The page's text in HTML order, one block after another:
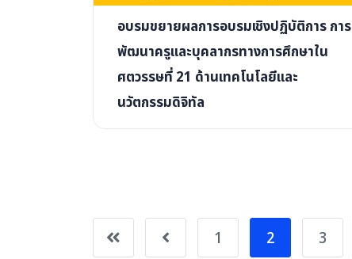
อบรมขยายผลการอบรมเชิงปฏิบัติการ การ
พัฒนาครูและบุคลากรทางการศึกษาใน
ศตวรรษที่ 21 ด้านเทคโนโลยีและ
นวัตกรรมดิจิทัล
1 2 3